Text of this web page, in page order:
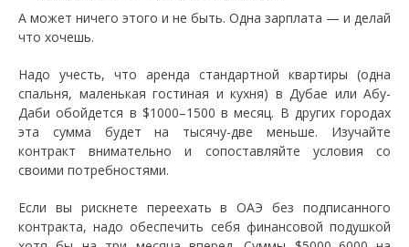
А может ничего этого и не быть. Одна зарплата — и делай
что хочешь.
Надо учесть, что аренда стандартной квартиры (одна
спальня, маленькая гостиная и кухня) в Дубае или Абу-
Даби обойдется в $1000–1500 в месяц. В других городах
эта сумма будет на тысячу-две меньше. Изучайте
контракт внимательно и сопоставляйте условия со
своими потребностями.
Если вы рискнете переехать в ОАЭ без подписанного
контракта, надо обеспечить себя финансовой подушкой